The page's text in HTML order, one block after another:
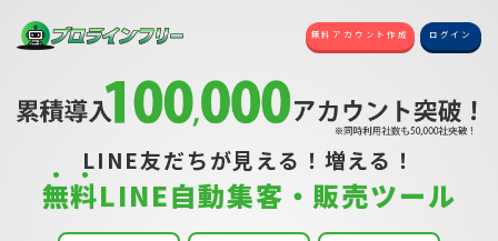
無料アカウント作成 ログイン
LINE友だちが見える！増える！
無料LINE自動集客・販売ツール